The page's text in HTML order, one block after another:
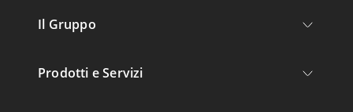
Il Gruppo
Prodotti e Servizi